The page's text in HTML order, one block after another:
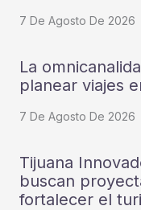
7 De Agosto De 2026
La
planear viajes
7 De Agosto De 2026
Tijuana
buscan
fortalecer el